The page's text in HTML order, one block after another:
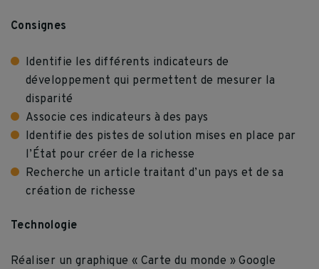
Consignes
Identifie les différents indicateurs de
développement qui permettent de mesurer la
disparité
Associe ces indicateurs à des pays
Identifie des pistes de solution mises en place par
l’État pour créer de la richesse
Recherche un article traitant d’un pays et de sa
création de richesse
Technologie
Réaliser un graphique « Carte du monde » Google